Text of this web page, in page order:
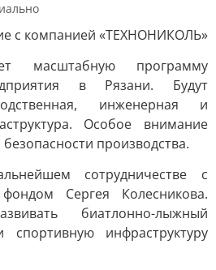
с компанией «ТЕХНОНИКОЛЬ»
масштабную программу
в Рязани. Будут
инженерная и
Особое внимание
производства.
сотрудничестве с
Сергея Колесникова.
биатлонно-лыжный
инфраструктуру